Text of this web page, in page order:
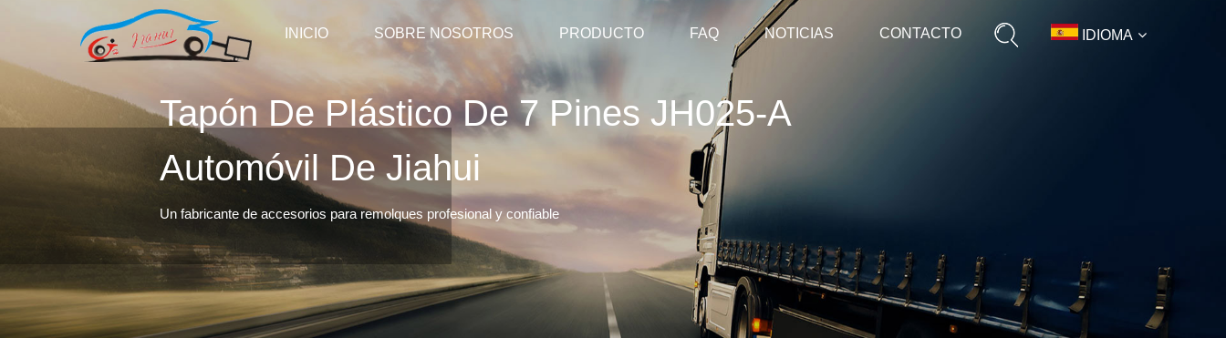
INICIO SOBRE NOSOTROS PRODUCTO FAQ NOTICIAS CONTACTO IDIOMA
Tapón De Plástico De 7 Pines JH025-A
Automóvil De Jiahui
Un fabricante de accesorios para remolques profesional y confiable